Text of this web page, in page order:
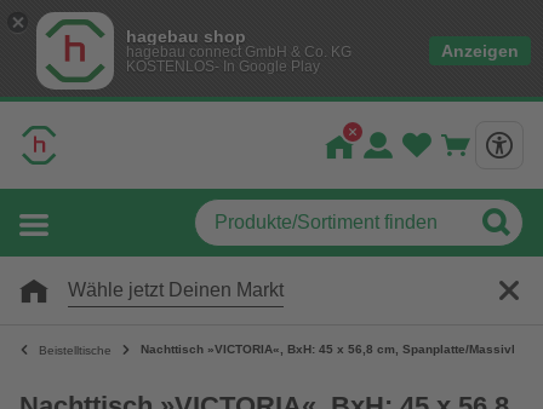
hagebau shop
hagebau connect GmbH & Co. KG
KOSTENLOS- In Google Play
Anzeigen
Wähle jetzt Deinen Markt
Beistelltische Nachttisch »VICTORIA«, BxH: 45 x 56,8 cm, Spanplatte/Massivholz